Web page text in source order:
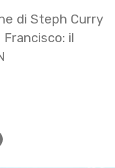
di Steph Curry
Francisco: il